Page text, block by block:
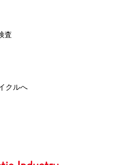
査
クルへ